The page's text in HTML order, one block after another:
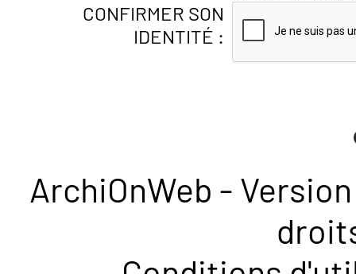
CONFIRMER SON
IDENTITÉ :
ArchiOnWeb -